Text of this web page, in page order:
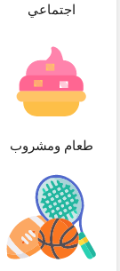
اجتماعي
طعام ومشروب